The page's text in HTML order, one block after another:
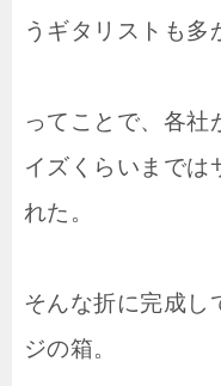
うギタリストも多
ってことで、各社
イズくらいまでは
れた。
そんな折に完成し
ジの箱。